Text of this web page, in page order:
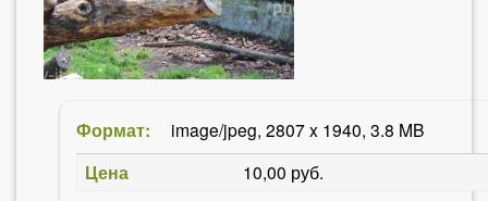
Формат: image/jpeg, 2807 x 1940, 3.8 MB
Цена
10,00 руб.